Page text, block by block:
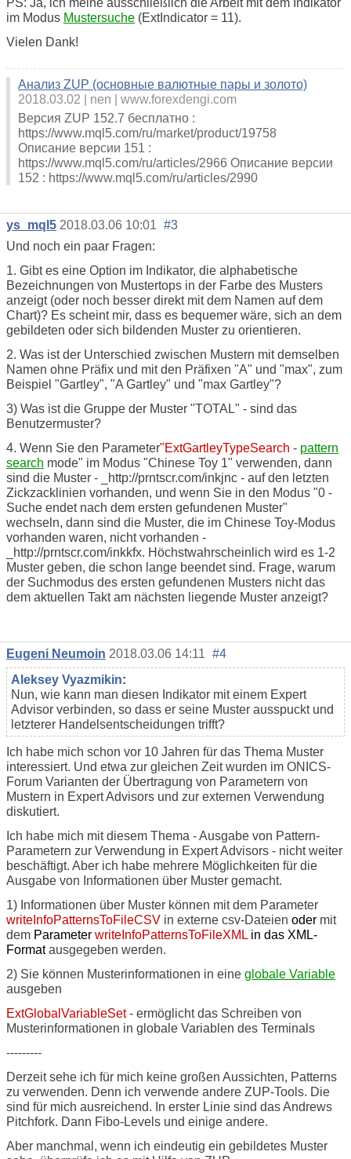
PS: Ja, ich meine ausschließlich die Arbeit mit dem Indikator
im Modus Mustersuche (ExtIndicator = 11).
Vielen Dank!
Анализ ZUP (основные валютные пары и золото)
2018.03.02
nen
www.forexdengi.com
Версия ZUP 152.7 бесплатно :
https://www.mql5.com/ru/market/product/19758
Описание версии 151 :
https://www.mql5.com/ru/articles/2966 Описание версии
152 : https://www.mql5.com/ru/articles/2990
ys_mql5 2018.03.06 10:01 #3
Und noch ein paar Fragen:
1. Gibt es eine Option im Indikator, die alphabetische
Bezeichnungen von Mustertops in der Farbe des Musters
anzeigt (oder noch besser direkt mit dem Namen auf dem
Chart)? Es scheint mir, dass es bequemer wäre, sich an dem
gebildeten oder sich bildenden Muster zu orientieren.
2. Was ist der Unterschied zwischen Mustern mit demselben
Namen ohne Präfix und mit den Präfixen "A" und "max", zum
Beispiel "Gartley", "A Gartley" und "max Gartley"?
3) Was ist die Gruppe der Muster "TOTAL" - sind das
Benutzermuster?
4. Wenn Sie den Parameter"ExtGartleyTypeSearch - pattern
search mode" im Modus "Chinese Toy 1" verwenden, dann
sind die Muster - _http://prntscr.com/inkjnc - auf den letzten
Zickzacklinien vorhanden, und wenn Sie in den Modus "0 -
Suche endet nach dem ersten gefundenen Muster"
wechseln, dann sind die Muster, die im Chinese Toy-Modus
vorhanden waren, nicht vorhanden -
_http://prntscr.com/inkkfx. Höchstwahrscheinlich wird es 1-2
Muster geben, die schon lange beendet sind. Frage, warum
der Suchmodus des ersten gefundenen Musters nicht das
dem aktuellen Takt am nächsten liegende Muster anzeigt?
Eugeni Neumoin 2018.03.06 14:11 #4
Aleksey Vyazmikin:
Nun, wie kann man diesen Indikator mit einem Expert
Advisor verbinden, so dass er seine Muster ausspuckt und
letzterer Handelsentscheidungen trifft?
Ich habe mich schon vor 10 Jahren für das Thema Muster
interessiert. Und etwa zur gleichen Zeit wurden im ONICS-
Forum Varianten der Übertragung von Parametern von
Mustern in Expert Advisors und zur externen Verwendung
diskutiert.
Ich habe mich mit diesem Thema - Ausgabe von Pattern-
Parametern zur Verwendung in Expert Advisors - nicht weiter
beschäftigt. Aber ich habe mehrere Möglichkeiten für die
Ausgabe von Informationen über Muster gemacht.
1) Informationen über Muster können mit dem Parameter
writeInfoPatternsToFileCSV in externe csv-Dateien oder mit
dem Parameter writeInfoPatternsToFileXML in das XML-
Formatausgegeben werden.
2) Sie können Musterinformationen in eine globale Variable
ausgeben
ExtGlobalVariableSet- ermöglicht das Schreiben von
Musterinformationen in globale Variablen des Terminals
---------
Derzeit sehe ich für mich keine großen Aussichten, Patterns
zu verwenden. Denn ich verwende andere ZUP-Tools. Die
sind für mich ausreichend. In erster Linie sind das Andrews
Pitchfork. Dann Fibo-Levels und einige andere.
Aber manchmal, wenn ich eindeutig ein gebildetes Muster